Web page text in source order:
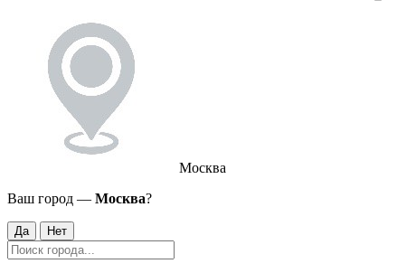
Москва
Ваш город — Москва?
Да Нет